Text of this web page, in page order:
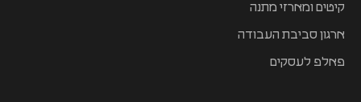
קיטים ומארזי מתנה
ארגון סביבת העבודה
פאלפ לעסקים